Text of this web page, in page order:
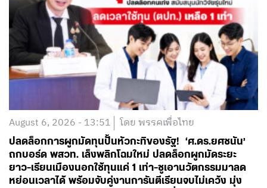
August 6, 2026 - 13:51 โดย พรรคเพื่อไทย
ปลดล็อกการผูกมัดทุนปั้นหัวกะทิของรัฐ! ‘ศ.ดร.ยศชนัน’
ถกบอร์ด พสวท. เล็งพลิกโฉมใหม่ ปลดล็อกผูกมัดระยะ
ยาว-เรียนเมืองนอกใช้ทุนแค่ 1 เท่า-ชูเอานวัตกรรมมาลด
หย่อนเวลาได้ พร้อมจับคู่งานการันตีเรียนจบไม่เคว้ง มุ่ง
สร้างระบบนิเวศดึงคนเก่งกลับมาขับเคลื่อนอนาคตประเทศ
ลุ้นดันให้มีผลย้อนหลัง
อ่านต่อ